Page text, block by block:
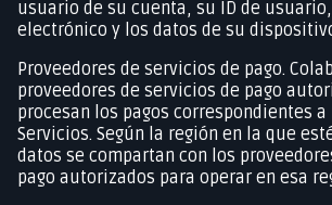
usuario de su cuenta, su ID de
electrónico y los datos de su
Proveedores de servicios de pago.
proveedores de servicios de pago
procesan los pagos correspondientes
Servicios. Según la región en la que
datos se compartan con los
pago autorizados para operar en esa